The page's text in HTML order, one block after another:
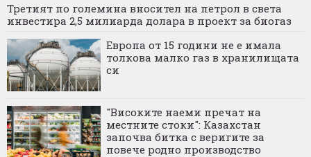
Третият по големина вносител на петрол в света
инвестира 2,5 милиарда долара в проект за биогаз
Европа от 15 години не е имала
толкова малко газ в хранилищата
си
"Високите наеми пречат на
местните стоки": Казахстан
започва битка с веригите за
повече родно производство